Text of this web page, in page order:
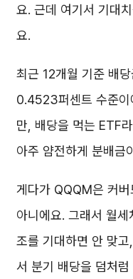
요. 근데 여기서 기대
요.
최근 12개월 기준 배
0.4523퍼센트 수준이
만, 배당을 먹는 ETF
아주 얌전하게 분배금
게다가 QQQM은 커
아니에요. 그래서 월
조를 기대하면 안 맞
서 분기 배당을 덤처